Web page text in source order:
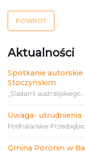
Aktualności
Spotkanie autorskie
Stoczyńskim
„Śladami australijskiego...
Uwaga- utrudnienia
Podhalańskie
Gmina Poronin w
POWRÓT